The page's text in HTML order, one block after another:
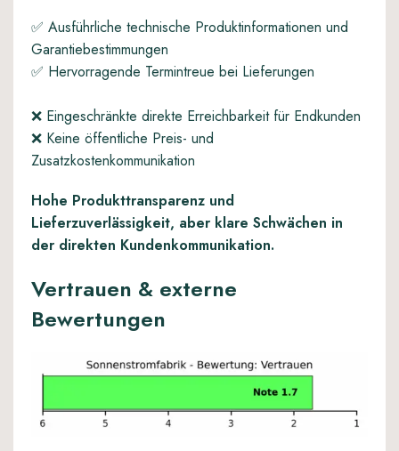
✅ Ausführliche technische Produktinformationen und
Garantiebestimmungen
✅ Hervorragende Termintreue bei Lieferungen
❌ Eingeschränkte direkte Erreichbarkeit für Endkunden
❌ Keine öffentliche Preis- und
Zusatzkostenkommunikation
Hohe Produkttransparenz und
Lieferzuverlässigkeit, aber klare Schwächen in
der direkten Kundenkommunikation.
Vertrauen & externe
Bewertungen